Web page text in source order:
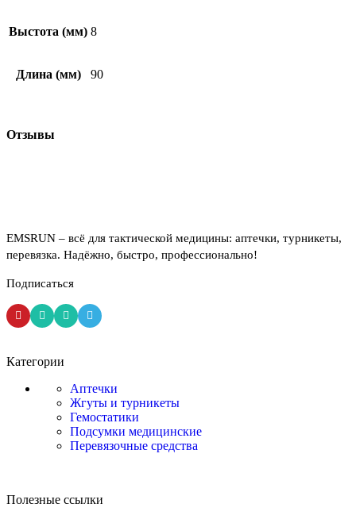
Выстота (мм) 8
Длина (мм) 90
Отзывы
EMSRUN – всё для тактической медицины: аптечки, турникеты,
перевязка. Надёжно, быстро, профессионально!
Подписаться
Категории
Аптечки
Жгуты и турникеты
Гемостатики
Подсумки медицинские
Перевязочные средства
Полезные ссылки